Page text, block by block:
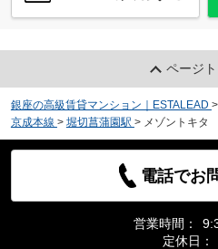
ページ
銀座の高級賃貸マンション｜ESTALEAD >
京成本線 > 堀切菖蒲園駅 > メゾントキタ
電話でお
営業時間：
定休日：